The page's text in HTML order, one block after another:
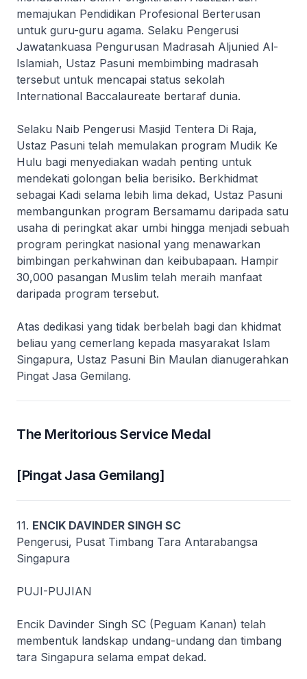
memajukan Pendidikan Profesional Berterusan
untuk guru-guru agama. Selaku Pengerusi
Jawatankuasa Pengurusan Madrasah Aljunied Al-
Islamiah, Ustaz Pasuni membimbing madrasah
tersebut untuk mencapai status sekolah
International Baccalaureate bertaraf dunia.
Selaku Naib Pengerusi Masjid Tentera Di Raja,
Ustaz Pasuni telah memulakan program Mudik Ke
Hulu bagi menyediakan wadah penting untuk
mendekati golongan belia berisiko. Berkhidmat
sebagai Kadi selama lebih lima dekad, Ustaz Pasuni
membangunkan program Bersamamu daripada satu
usaha di peringkat akar umbi hingga menjadi sebuah
program peringkat nasional yang menawarkan
bimbingan perkahwinan dan keibubapaan. Hampir
30,000 pasangan Muslim telah meraih manfaat
daripada program tersebut.
Atas dedikasi yang tidak berbelah bagi dan khidmat
beliau yang cemerlang kepada masyarakat Islam
Singapura, Ustaz Pasuni Bin Maulan dianugerahkan
Pingat Jasa Gemilang.
The Meritorious Service Medal
[Pingat Jasa Gemilang]
11. ENCIK DAVINDER SINGH SC
Pengerusi, Pusat Timbang Tara Antarabangsa
Singapura
PUJI-PUJIAN
Encik Davinder Singh SC (Peguam Kanan) telah
membentuk landskap undang-undang dan timbang
tara Singapura selama empat dekad.